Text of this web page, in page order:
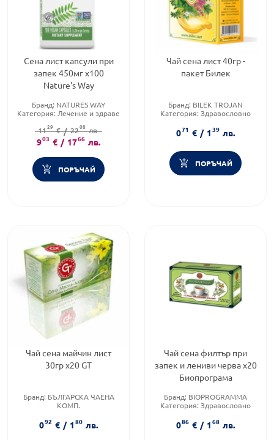
Сена лист капсули при
запек 450мг х100
Nature's Way
Бранд: NATURES WAY
Категория: Лечение и здраве
1129 € / 2208 лв.
903 € / 1766 лв.
ПОРЪЧАЙ
Чай сена лист 40гр -
пакет Билек
Бранд: BILEK TROJAN
Категория: Здравословно
Приложение:орално
071 € / 139 лв.
ПОРЪЧАЙ
Чай сена майчин лист
30гр х20 GT
Бранд: БЪЛГАРСКА ЧАЕНА
КОМП.
хранене чайове и билки
Предназначено за:
092 € / 180 лв.
Чай сена филтър при
запек и лениви черва х20
Биопрограма
Бранд: BIOPROGRAMMA
Категория: Здравословно
Приложение:орално
086 € / 168 лв.